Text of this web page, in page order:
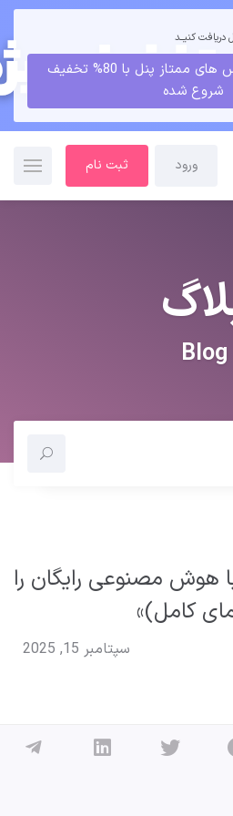
کنیــد
محصولات و سرویس های ممتاز پنل با 80% تخفیف
شروع شده
ورود ثبت نام
Blog
هوش مصنوعی رایگان را
کامل)»
سپتامبر 15, 2025